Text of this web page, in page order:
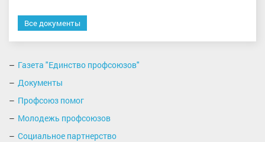
Все документы
Газета "Единство профсоюзов"
Документы
Профсоюз помог
Молодежь профсоюзов
Социальное партнерство